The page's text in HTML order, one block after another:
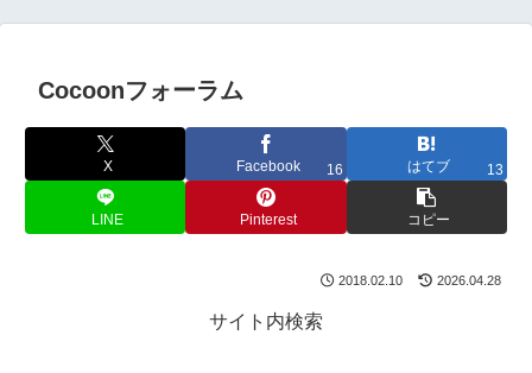
Cocoonフォーラム
X Facebook 16 はてブ 13
LINE Pinterest コピー
2018.02.10 2026.04.28
サイト内検索